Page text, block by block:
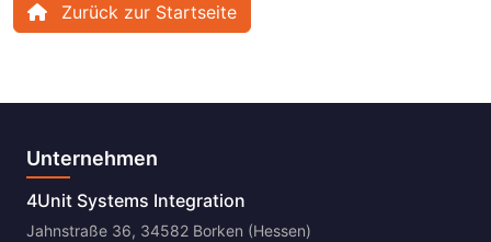
Zurück zur Startseite
Unternehmen
4Unit Systems Integration
Jahnstraße 36, 34582 Borken (Hessen)